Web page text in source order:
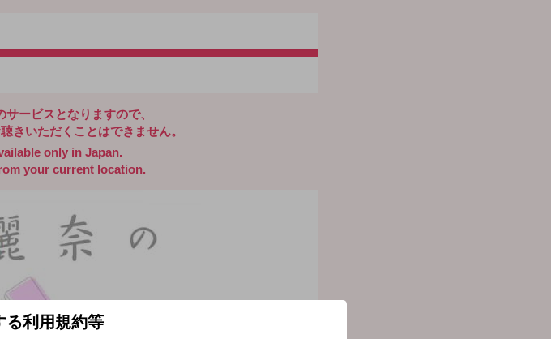
ービスとなりますので、
きいただくことはできません。
only in Japan.
your current location.
利用規約等